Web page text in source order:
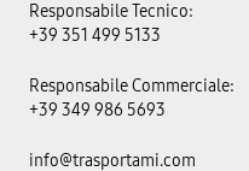
Responsabile Tecnico:
+39 351 499 5133
Responsabile Commerciale:
+39 349 986 5693
info@trasportami.com